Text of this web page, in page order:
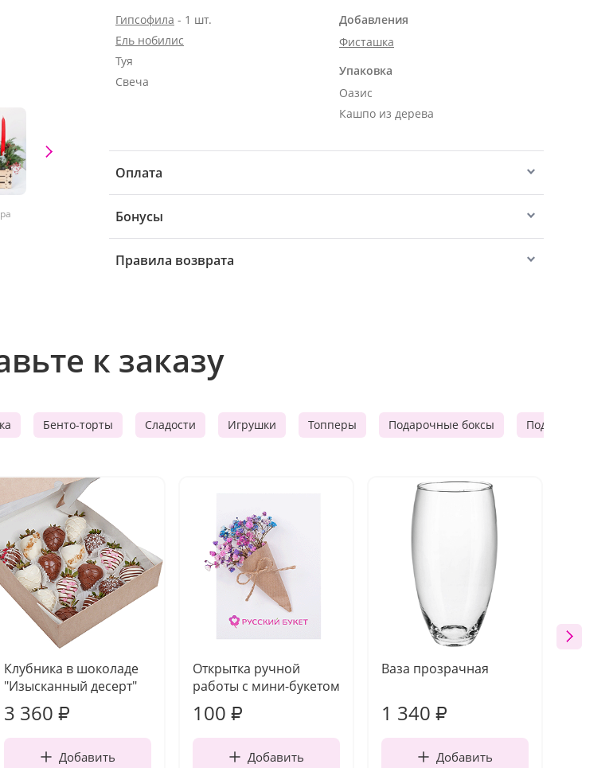
Гипсофила - 1 шт.
Ель нобилис
Туя
Свеча
Добавления
Фисташка
Упаковка
Оазис
Кашпо из дерева
Оплата
Бонусы
Правила возврата
к заказу
Бенто-торты Сладости Игрушки Топперы Подарочные боксы Подарочные
Клубника в шоколаде
"Изысканный десерт"
3 360 ₽
Добавить
Открытка ручной
работы с мини-букетом
100 ₽
Добавить
Ваза прозрачная
1 340 ₽
Добавить